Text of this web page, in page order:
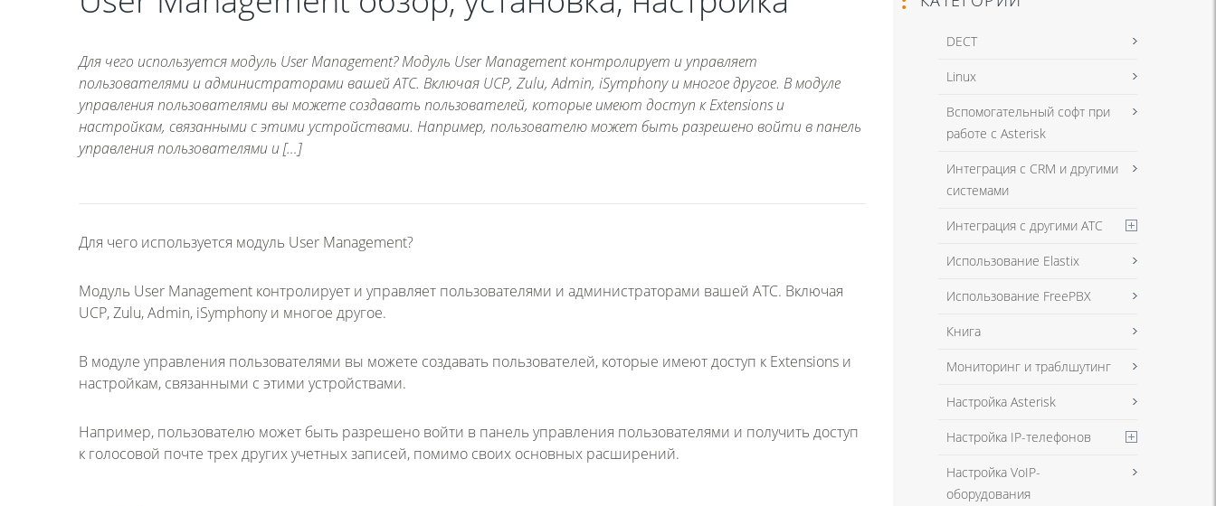
Для чего используется модуль User Management? Модуль User Management контролирует и управляет
пользователями и администраторами вашей АТС. Включая UCP, Zulu, Admin, iSymphony и многое другое. В модуле
управления пользователями вы можете создавать пользователей, которые имеют доступ к Extensions и
настройкам, связанными с этими устройствами. Например, пользователю может быть разрешено войти в панель
управления пользователями и […]
Для чего используется модуль User Management?
Модуль User Management контролирует и управляет пользователями и администраторами вашей АТС. Включая
UCP, Zulu, Admin, iSymphony и многое другое.
В модуле управления пользователями вы можете создавать пользователей, которые имеют доступ к Extensions и
настройкам, связанными с этими устройствами.
Например, пользователю может быть разрешено войти в панель управления пользователями и получить доступ
к голосовой почте трех других учетных записей, помимо своих основных расширений.
DECT
Linux
Вспомогательный софт при
работе с Asterisk
Интеграция с CRM и другими
системами
Интеграция с другими АТС
Использование Elastix
Использование FreePBX
Книга
Мониторинг и траблшутинг
Настройка Asterisk
Настройка IP-телефонов
Настройка VoIP-
оборудования